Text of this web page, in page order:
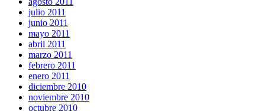
julio 2011
junio 2011
mayo 2011
abril 2011
marzo 2011
febrero 2011
enero 2011
diciembre 2010
noviembre 2010
octubre 2010